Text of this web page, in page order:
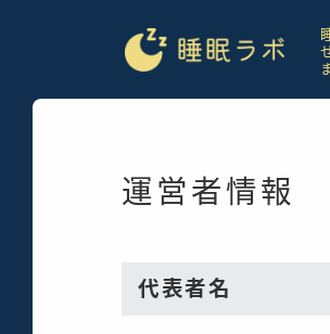
運営者情報
代表者名